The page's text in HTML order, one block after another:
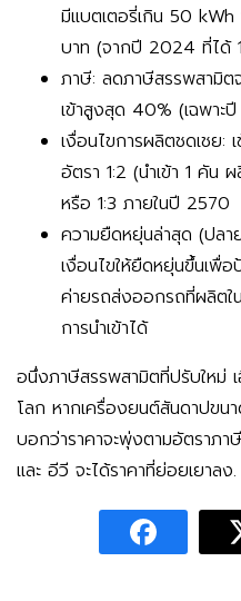
มีแบตเตอรี่เกิน 50 kWh
บาท (จากปี 2024 ที่ได้
ภาษี: ลดภาษีสรรพสามิต
เข้าสูงสุด 40% (เฉพาะ
เงื่อนไขการผลิตชดเชย:
อัตรา 1:2 (นำเข้า 1 คัน
หรือ 1:3 ภายในปี 2570
ความยืดหยุ่นล่าสุด (ปล
เงื่อนไขให้ยืดหยุ่นขึ้นเพื่
ค่ายรถส่งออกรถที่ผลิตใ
การนำเข้าได้
อนึ่งภาษีสรรพสามิตที่ปรับใหม่
โลก หากเครื่องยนต์สันดาปข
บอกว่าราคาจะพุ่งตามอัตราภ
และ อีวี จะได้ราคาที่ย่อยเยาลง.